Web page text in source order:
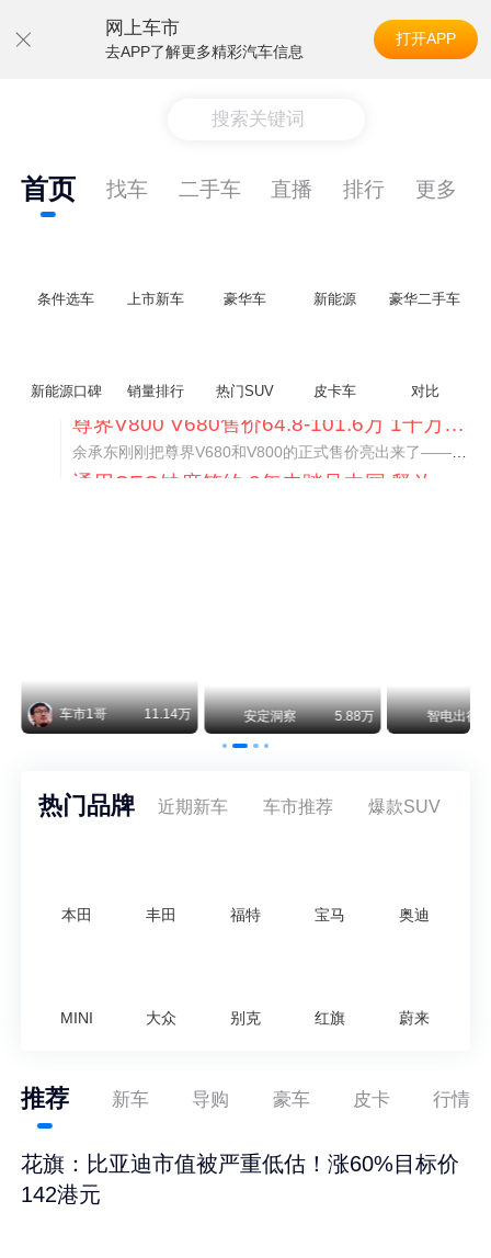
网上车市
去APP了解更多精彩汽车信息
打开APP
搜索关键词
首页 找车 二手车 直播 排行 更多
条件选车 上市新车 豪华车 新能源 豪华二手车
新能源口碑 销量排行 热门SUV 皮卡车 对比
通用CEO缺席签约 3年未踏足中国 释放反常信号
智电出行 8.54万 智电出行 8.18万 智电出行
热门品牌 近期新车 车市推荐 爆款SUV
本田 丰田 福特 宝马 奥迪
MINI 大众 别克 红旗 蔚来
推荐 新车 导购 豪车 皮卡 行情
花旗：比亚迪市值被严重低估！涨60%目标价
142港元